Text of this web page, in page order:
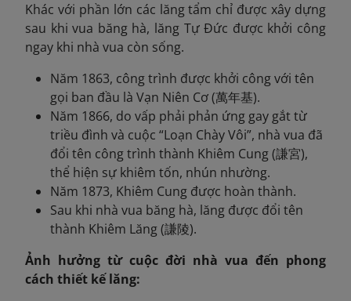
Khác với phần lớn các lăng tẩm chỉ được xây dựng
sau khi vua băng hà, lăng Tự Đức được khởi công
ngay khi nhà vua còn sống.
Năm 1863, công trình được khởi công với tên
gọi ban đầu là Vạn Niên Cơ (萬年基).
Năm 1866, do vấp phải phản ứng gay gắt từ
triều đình và cuộc “Loạn Chày Vôi”, nhà vua đã
đổi tên công trình thành Khiêm Cung (謙宮),
thể hiện sự khiêm tốn, nhún nhường.
Năm 1873, Khiêm Cung được hoàn thành.
Sau khi nhà vua băng hà, lăng được đổi tên
thành Khiêm Lăng (謙陵).
Ảnh hưởng từ cuộc đời nhà vua đến phong
cách thiết kế lăng: